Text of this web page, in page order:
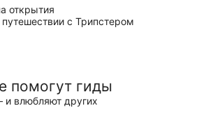
открытия
с Трипстером
помогут гиды
влюбляют других